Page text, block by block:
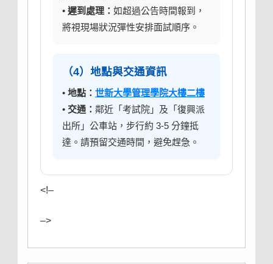
• 遲到處理： 如超過公告時間報到，
將視現場狀況彈性安排面試順序。
（4）地點與交通資訊
• 地點： 世新大學管理學院大樓二樓
• 交通： 鄰近「考試院」及「復興派
出所」公車站，步行約 3-5 分鐘抵
達。請預留交通時間，避免趕急。
<!–
–>